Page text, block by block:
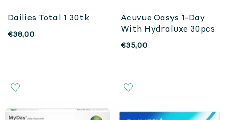
Dailies Total 1 30tk
€38,00
Acuvue Oasys 1-Day
With Hydraluxe 30pcs
€35,00